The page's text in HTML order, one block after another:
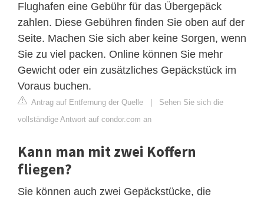
Flughafen eine Gebühr für das Übergepäck
zahlen. Diese Gebühren finden Sie oben auf der
Seite. Machen Sie sich aber keine Sorgen, wenn
Sie zu viel packen. Online können Sie mehr
Gewicht oder ein zusätzliches Gepäckstück im
Voraus buchen.
Antrag auf Entfernung der Quelle | Sehen Sie sich die
vollständige Antwort auf condor.com an
Kann man mit zwei Koffern
fliegen?
Sie können auch zwei Gepäckstücke, die